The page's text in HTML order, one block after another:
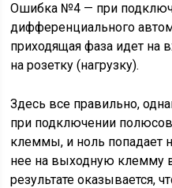
Ошибка №4 — при
дифференциального
приходящая фаза идет на
на розетку (нагрузку).
Здесь все правильно,
при подключении
клеммы, и ноль попадает
нее на выходную клемму
результате оказывается,